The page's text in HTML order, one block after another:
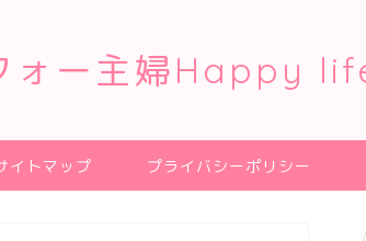
ォー主婦Happy
イトマップ プライバシーポリシー